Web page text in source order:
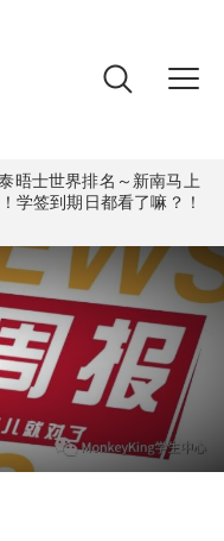
晤士世界排名～新南马上
学签到期日都看了嘛？！